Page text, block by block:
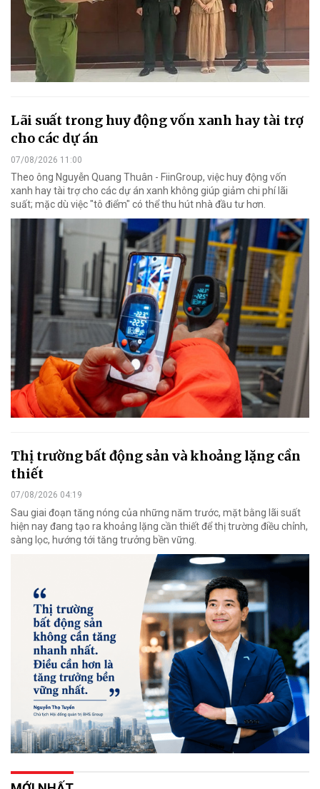
Lãi suất trong huy động vốn xanh hay tài trợ
cho các dự án
07/08/2026 11:00
Theo ông Nguyễn Quang Thuân - FiinGroup, việc huy động vốn
xanh hay tài trợ cho các dự án xanh không giúp giảm chi phí lãi
suất; mặc dù việc "tô điểm" có thể thu hút nhà đầu tư hơn.
Thị trường bất động sản và khoảng lặng cần
thiết
07/08/2026 04:19
Sau giai đoạn tăng nóng của những năm trước, mặt bằng lãi suất
hiện nay đang tạo ra khoảng lặng cần thiết để thị trường điều chỉnh,
sàng lọc, hướng tới tăng trưởng bền vững.